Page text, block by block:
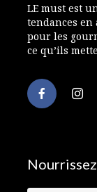
LE must est
tendances
pour les
ce qu’ils